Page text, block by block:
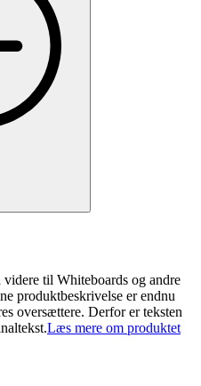
til Whiteboards og andre
produktbeskrivelse er endnu
oversættere. Derfor er teksten
Læs mere om produktet